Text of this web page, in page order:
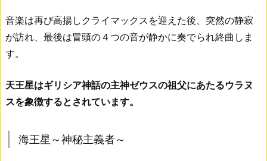
音楽は再び高揚しクライマックスを迎えた後、突然の静寂
が訪れ、最後は冒頭の４つの音が静かに奏でられ終曲しま
す。
天王星はギリシア神話の主神ゼウスの祖父にあたるウラヌ
スを象徴するとされています。
海王星～神秘主義者～